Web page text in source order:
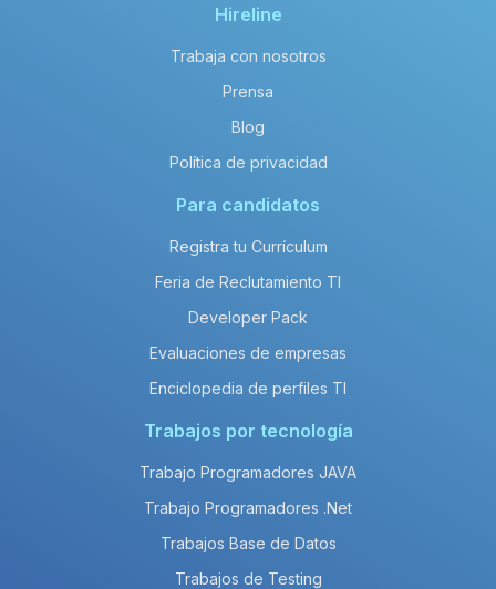
Hireline
Trabaja con nosotros
Prensa
Blog
Política de privacidad
Para candidatos
Registra tu Currículum
Feria de Reclutamiento TI
Developer Pack
Evaluaciones de empresas
Enciclopedia de perfiles TI
Trabajos por tecnología
Trabajo Programadores JAVA
Trabajo Programadores .Net
Trabajos Base de Datos
Trabajos de Testing